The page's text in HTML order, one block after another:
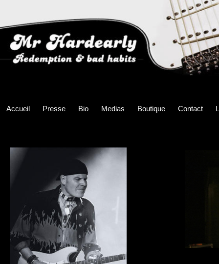
Accueil Presse Bio Medias Boutique Contact